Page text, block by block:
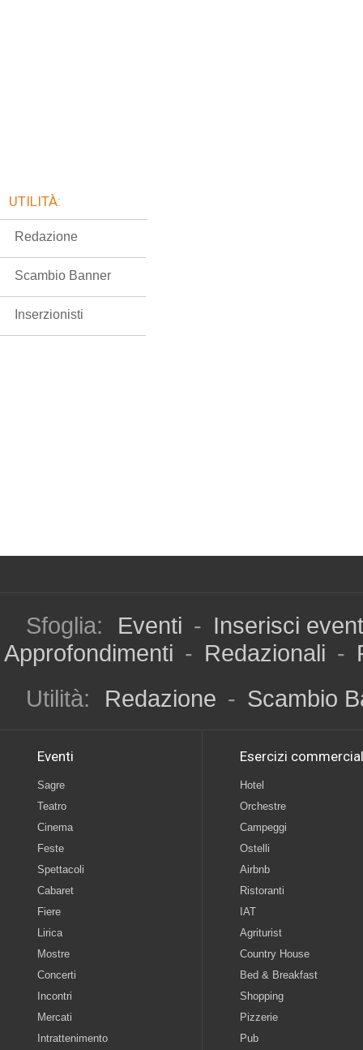
UTILITÀ:
Redazione
Scambio Banner
Inserzionisti
Sfoglia: Eventi - Inserisci
Approfondimenti - Redazionali -
Utilità:
Redazione - Scambio
Eventi
Sagre
Teatro
Cinema
Feste
Spettacoli
Cabaret
Fiere
Lirica
Mostre
Concerti
Incontri
Mercati
Intrattenimento
Esercizi
Hotel
Orchestre
Campeggi
Ostelli
Airbnb
Ristoranti
IAT
Agriturist
Country House
Bed & Breakfast
Shopping
Pizzerie
Pub